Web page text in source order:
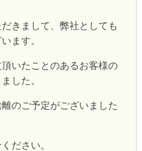
きまして、弊社としても
ます。
いたことのあるお客様の
した。
のご予定がございました
ださい。